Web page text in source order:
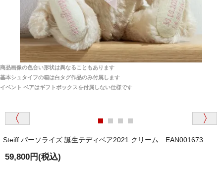
商品は直接海外から届くのですか。受取の際、関税な
どはかかりますか？
商品は全て当店へ入荷させたのち欠品を行いお客様
宅へお届けします。
関税はすべて当店にて処理しますのでお客様のご負担
は一切ありません。
商品が届くまでにはどのくらいの期間がかかります
か？
国内で一度検品をしますので、決済確認後、２～４
週間でのお届けとなります。
「送られる際にメールなどで届けて頂きとても
安心感がありました」
大阪府 Y・W 様 （男性）
「取り扱っているNetショップで一番信用出来
兵庫県 A・K 様 （女性）
「ベアちゃんの紹介分が丁寧に書かれていたこ
商品画像の色合い形状は異なることもあります
基本シュタイフの箱は白タグ作品のみ付属します
イベント ベアはギフトボックスを付属しない仕様です
Steiff パーソライズ 誕生テディベア2021 クリーム EAN001673
59,800円(税込)